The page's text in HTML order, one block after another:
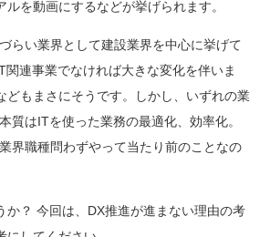
を動画にするなどが挙げられます。
らい業界として建設業界を中心に挙げて
関連事業でなければ大きな変化を伴いま
どもまさにそうです。しかし、いずれの業
質はITを使った業務の最適化、効率化。
界職種問わずやって当たり前のことなの
か？ 今回は、DX推進が進まない理由の考